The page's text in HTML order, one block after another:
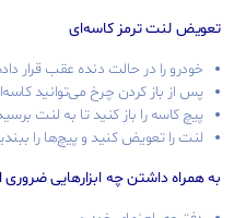
تعویض لنت ترمز کاسه‌ای
خودرو را در حالت دنده عقب قرار
پس از باز کردن چرخ می‌توانید
پیچ کاسه را باز کنید تا به لنت
لنت را تعویض کنید و پیچ‌ها را
به همراه داشتن چه ابزارهایی